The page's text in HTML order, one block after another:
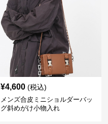
¥4,600 (税込)
メンズ合皮ミニショルダーバッ
グ斜めがけ小物入れ